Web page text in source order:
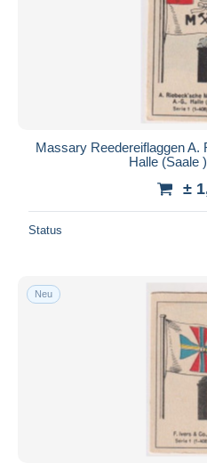
Massary Reedereiflaggen
Halle (Saale
±
Status
Neu